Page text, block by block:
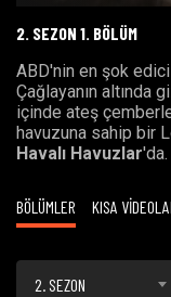
2. SEZON 1. BÖLÜM
ABD'nin en şok
Çağlayanın altında
içinde ateş
havuzuna sahip bir
Havalı Havuzlar'da.
BÖLÜMLER KISA
2. SEZON